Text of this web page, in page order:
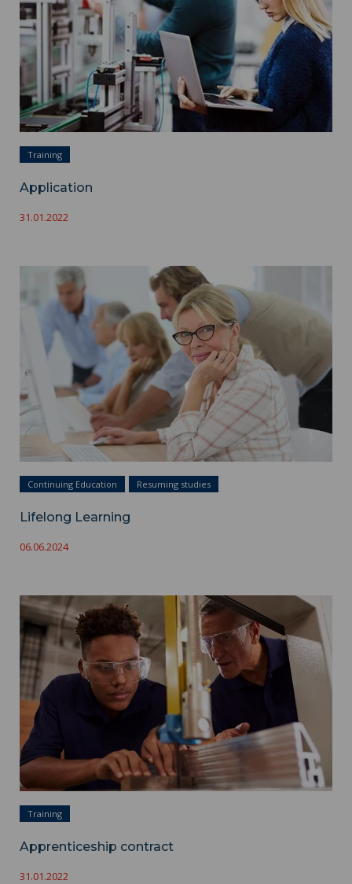
Training
Application
31.01.2022
Lifelong Learning ">
Continuing Education Resuming studies
Lifelong Learning
06.06.2024
Apprenticeship contract ">
Training
Apprenticeship contract
31.01.2022